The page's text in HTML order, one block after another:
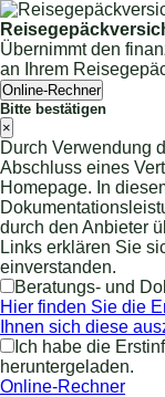
Übernimmt den
an Ihrem
Online-Rechner
Bitte bestätigen
×
Durch Verwendung
Abschluss eines
Homepage. In
durch den Anbieter
Links erklären Sie
einverstanden.
Beratungs- und
Hier finden Sie die
Ihnen sich diese
Ich habe die
heruntergeladen.
Online-Rechner